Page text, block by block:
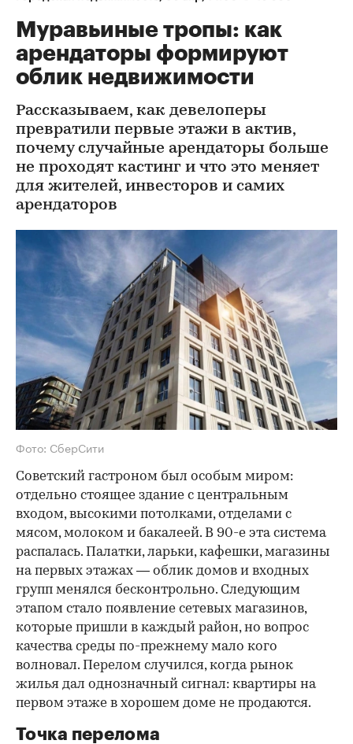
Муравьиные тропы: как
арендаторы формируют
облик недвижимости
Рассказываем, как девелоперы
превратили первые этажи в актив,
почему случайные арендаторы больше
не проходят кастинг и что это меняет
для жителей, инвесторов и самих
арендаторов
Фото: СберСити
Советский гастроном был особым миром:
отдельно стоящее здание с центральным
входом, высокими потолками, отделами с
мясом, молоком и бакалеей. В 90-е эта система
распалась. Палатки, ларьки, кафешки, магазины
на первых этажах — облик домов и входных
групп менялся бесконтрольно. Следующим
этапом стало появление сетевых магазинов,
которые пришли в каждый район, но вопрос
качества среды по-прежнему мало кого
волновал. Перелом случился, когда рынок
жилья дал однозначный сигнал: квартиры на
первом этаже в хорошем доме не продаются.
Точка перелома